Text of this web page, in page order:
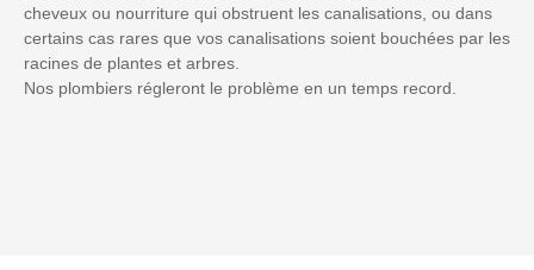
cheveux ou nourriture qui obstruent les canalisations, ou dans
certains cas rares que vos canalisations soient bouchées par les
racines de plantes et arbres.
Nos plombiers régleront le problème en un temps record.